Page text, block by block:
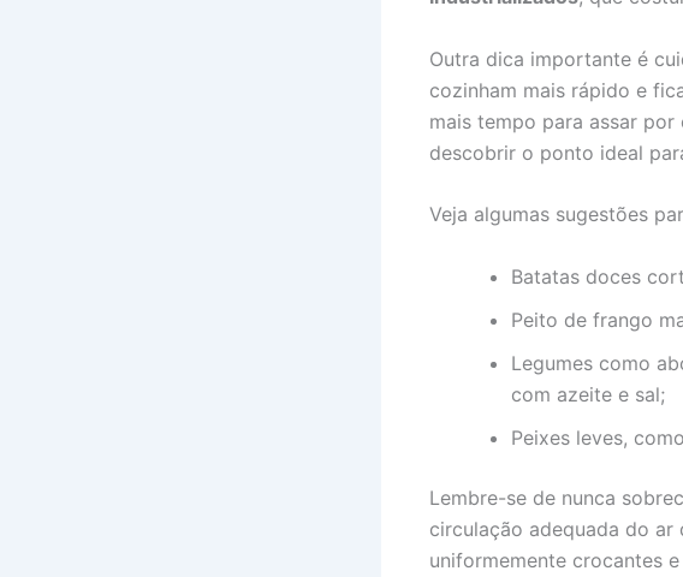
Outra dica importante é
cozinham mais rápido e
mais tempo para assar
descobrir o ponto ideal
Veja algumas sugestões
Batatas doces
Peito de frango
Legumes como
com azeite e sal;
Peixes leves,
Lembre-se de nunca
circulação adequada do ar
uniformemente crocantes